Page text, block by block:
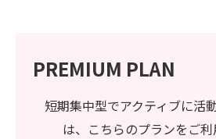
PREMIUM PLAN
短期集中型でアクティブに活
は、こちらのプランをご利